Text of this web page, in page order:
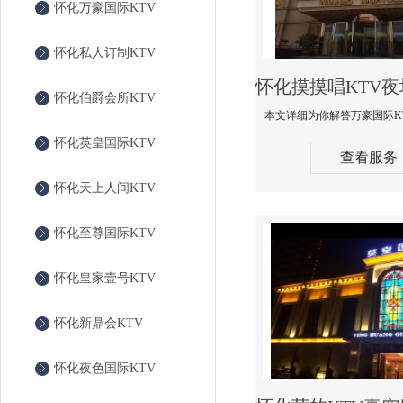
怀化万豪国际KTV
怀化私人订制KTV
怀化伯爵会所KTV
怀化英皇国际KTV
怀化天上人间KTV
怀化至尊国际KTV
怀化皇家壹号KTV
怀化新鼎会KTV
怀化夜色国际KTV
查看服务